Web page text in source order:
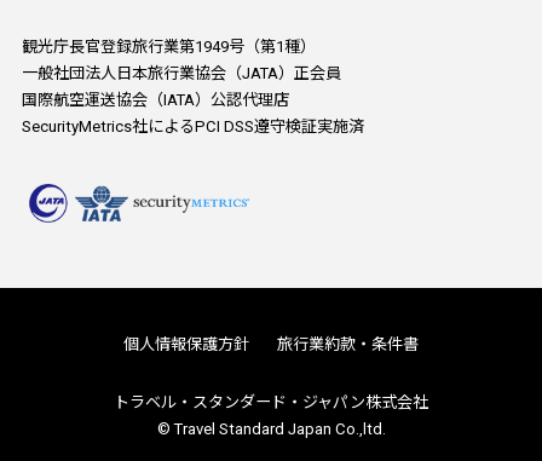
観光庁長官登録旅行業第1949号（第1種）
一般社団法人日本旅行業協会（JATA）正会員
国際航空運送協会（IATA）公認代理店
SecurityMetrics社によるPCI DSS遵守検証実施済
個人情報保護方針 旅行業約款・条件書
トラベル・スタンダード・ジャパン株式会社
© Travel Standard Japan Co.,ltd.